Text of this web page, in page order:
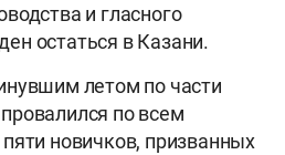
и гласного
остаться в Казани.
летом по части
по всем
новичков, призванных